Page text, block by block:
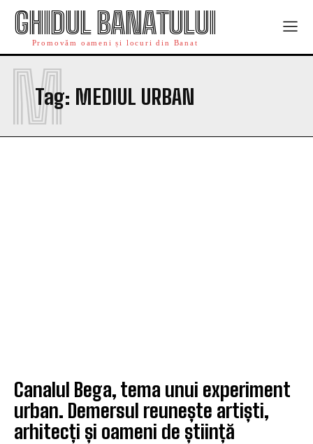
GHIDUL BANATULUI
Promovăm oameni și locuri din Banat
Tag: MEDIUL URBAN
M
Canalul Bega, tema unui experiment
urban. Demersul reunește artiști,
arhitecți și oameni de știință